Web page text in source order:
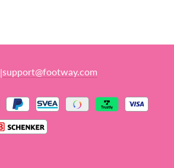
|support@footway.com